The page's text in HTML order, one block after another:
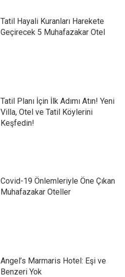
Tatil Hayali Kuranları Harekete
Geçirecek 5 Muhafazakar Otel
Tatil Planı İçin İlk Adımı Atın! Yeni
Villa, Otel ve Tatil Köylerini
Keşfedin!
Covid-19 Önlemleriyle Öne Çıkan
Muhafazakar Oteller
Angel’s Marmaris Hotel: Eşi ve
Benzeri Yok